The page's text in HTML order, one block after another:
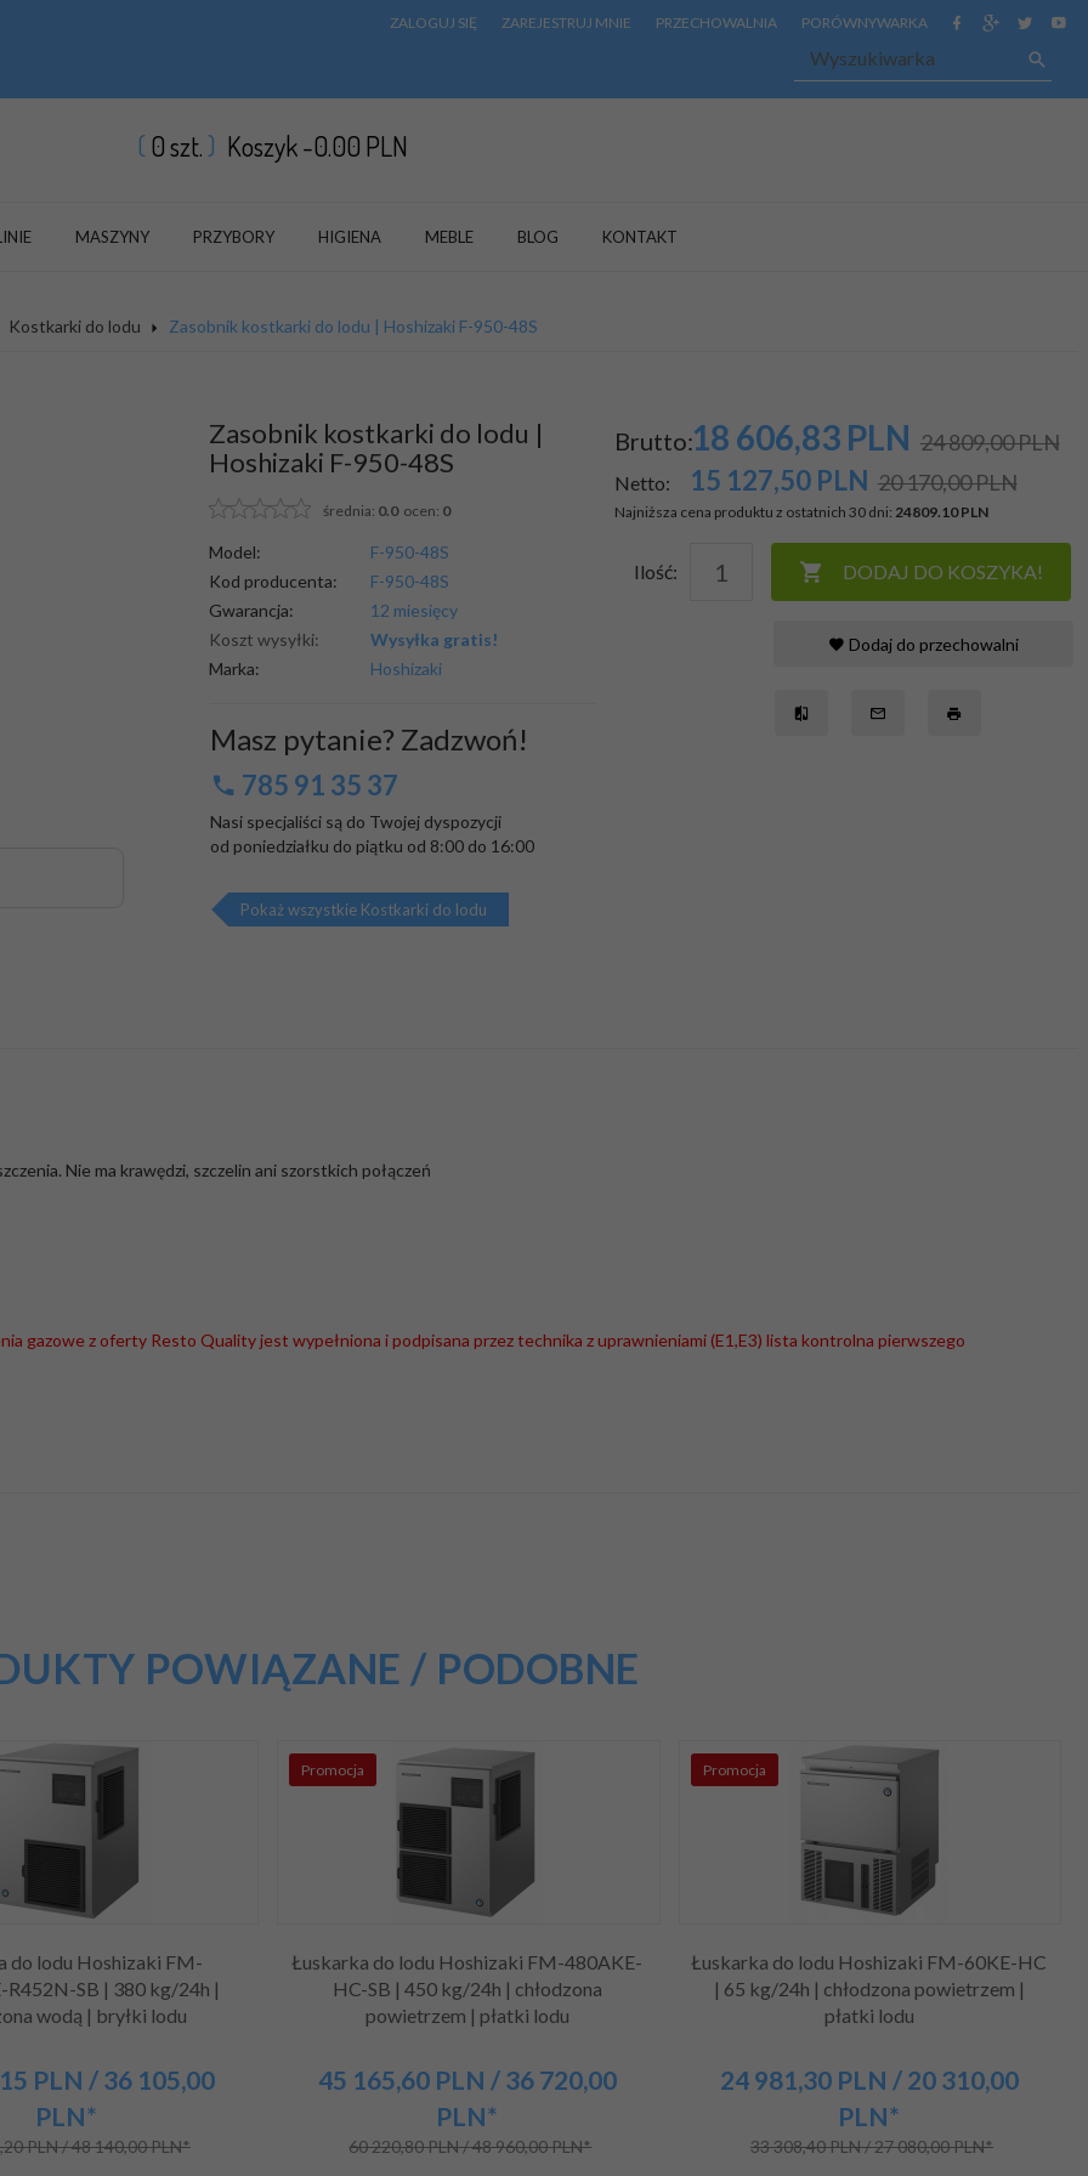
ZALOGUJ SIĘ ZAREJESTRUJ MNIE PRZECHOWALNIA PORÓWNYWARKA
0szt. Koszyk -0.00 PLN
MASZYNY PRZYBORY HIGIENA MEBLE BLOG KONTAKT
Kostkarki do lodu Zasobnik kostkarki do lodu | Hoshizaki F-950-48S
Zasobnik kostkarki do lodu |
Hoshizaki F-950-48S
średnia: 0.0ocen: 0
Model:
F-950-48S
Kod producenta:
F-950-48S
Gwarancja:
12 miesięcy
Koszt wysyłki:
Wysyłka gratis!
Marka:
Hoshizaki
Masz pytanie? Zadzwoń!
785 91 35 37
Nasi specjaliści są do Twojej dyspozycji
od poniedziałku do piątku od 8:00 do 16:00
Pokaż wszystkie Kostkarki do lodu
Brutto:18 606,83 PLN 24 809,00 PLN
Netto: 15 127,50 PLN 20 170,00 PLN
Najniższa cena produktu z ostatnich 30 dni: 24809.10 PLN
Ilość: DODAJ DO KOSZYKA!
Dodaj do przechowalni
Nie ma krawędzi, szczelin ani szorstkich połączeń
gazowe z oferty Resto Quality jest wypełniona i podpisana przez technika z uprawnieniami (E1,E3) lista kontrolna pierwszego
POWIĄZANE / PODOBNE
do lodu Hoshizaki FM-
R452N-SB | 380 kg/24h |
wodą | bryłki lodu
15 PLN/ 36 105,00
PLN*
PLN / 48 140,00 PLN*
Promocja
Łuskarka do lodu Hoshizaki FM-480AKE-
HC-SB | 450 kg/24h | chłodzona
powietrzem | płatki lodu
45 165,60PLN / 36 720,00
PLN*
60 220,80 PLN / 48 960,00 PLN*
Promocja
Łuskarka do lodu Hoshizaki FM-60KE-HC
| 65 kg/24h | chłodzona powietrzem |
płatki lodu
24 981,30PLN / 20 310,00
PLN*
33 308,40 PLN / 27 080,00 PLN*